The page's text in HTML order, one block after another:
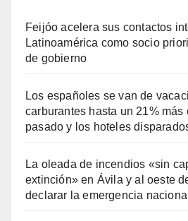
Feijóo acelera sus contactos
Latinoamérica como socio
de gobierno
Los españoles se van de
carburantes hasta un 21% más
pasado y los hoteles
La oleada de incendios «sin
extinción» en Ávila y al oeste
declarar la emergencia nacional